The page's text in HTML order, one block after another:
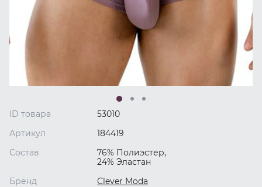
ID товара
53010
Артикул
184419
Состав
76% Полиэстер,
24% Эластан
Бренд
Clever Moda